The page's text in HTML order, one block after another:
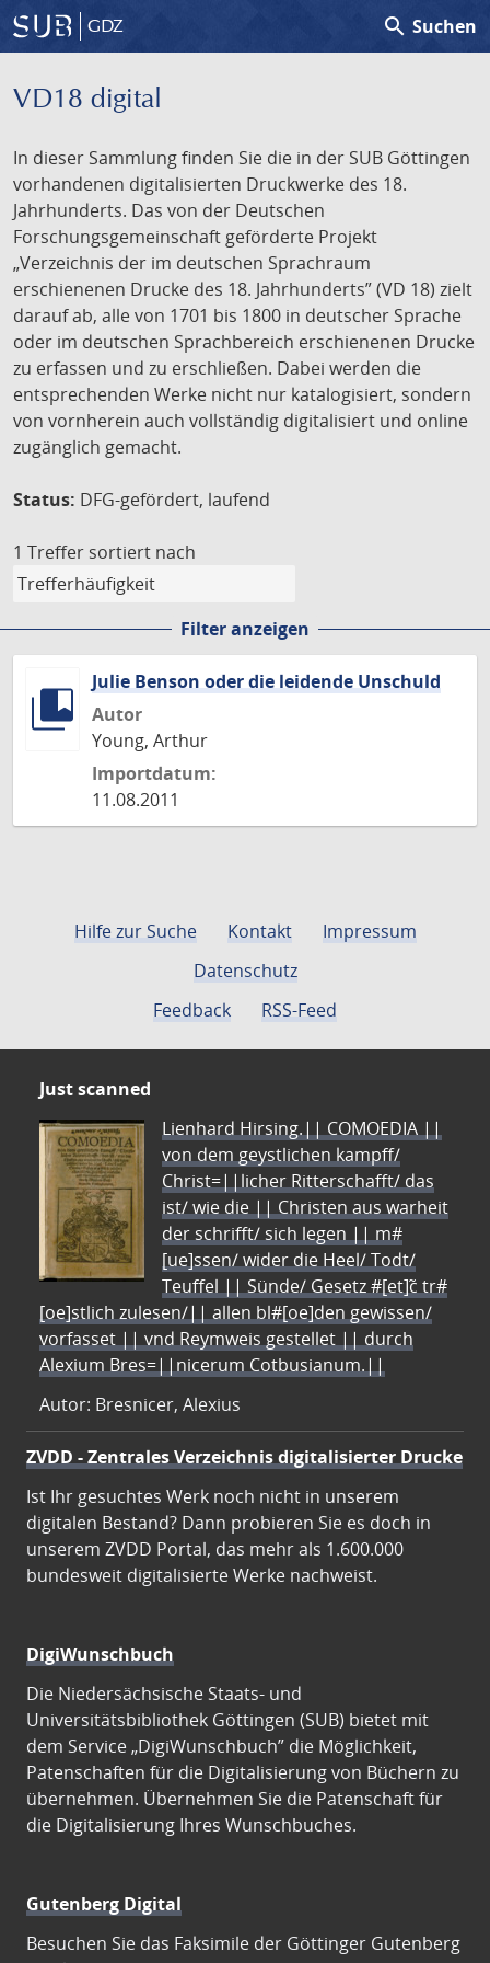
GDZ search Suchen
VD18 digital
In dieser Sammlung finden Sie die in der SUB Göttingen
vorhandenen digitalisierten Druckwerke des 18.
Jahrhunderts. Das von der Deutschen
Forschungsgemeinschaft geförderte Projekt
„Verzeichnis der im deutschen Sprachraum
erschienenen Drucke des 18. Jahrhunderts” (VD 18) zielt
darauf ab, alle von 1701 bis 1800 in deutscher Sprache
oder im deutschen Sprachbereich erschienenen Drucke
zu erfassen und zu erschließen. Dabei werden die
entsprechenden Werke nicht nur katalogisiert, sondern
von vornherein auch vollständig digitalisiert und online
zugänglich gemacht.
Status: DFG-gefördert, laufend
1 Treffer sortiert nach
Filter anzeigen
Julie Benson oder die leidende Unschuld
Autor
Young, Arthur
Importdatum:
11.08.2011
Hilfe zur Suche Kontakt
Impressum
Datenschutz
Feedback
RSS-Feed
Just scanned
Lienhard Hirsing.|| COMOEDIA ||
von dem geystlichen kampff/
Christ=||licher Ritterschafft/ das
ist/ wie die || Christen aus warheit
der schrifft/ sich legen || m#
[ue]ssen/ wider die Heel/ Todt/
Teuffel || Sünde/ Gesetz #[et]c̃ tr#
[oe]stlich zulesen/|| allen bl#[oe]den gewissen/
vorfasset || vnd Reymweis gestellet || durch
Alexium Bres=||nicerum Cotbusianum.||
Autor: Bresnicer, Alexius
ZVDD - Zentrales Verzeichnis digitalisierter Drucke
Ist Ihr gesuchtes Werk noch nicht in unserem
digitalen Bestand? Dann probieren Sie es doch in
unserem ZVDD Portal, das mehr als 1.600.000
bundesweit digitalisierte Werke nachweist.
DigiWunschbuch
Die Niedersächsische Staats- und
Universitätsbibliothek Göttingen (SUB) bietet mit
dem Service „DigiWunschbuch” die Möglichkeit,
Patenschaften für die Digitalisierung von Büchern zu
übernehmen. Übernehmen Sie die Patenschaft für
die Digitalisierung Ihres Wunschbuches.
Gutenberg Digital
Besuchen Sie das Faksimile der Göttinger Gutenberg